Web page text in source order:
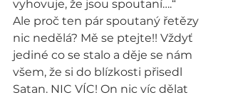
vyhovuje, že jsou spoutaní….“
Ale proč ten pár spoutaný řetězy
nic nedělá? Mě se ptejte!! Vždyť
jediné co se stalo a děje se nám
všem, že si do blízkosti přisedl
Satan. NIC VÍC! On nic víc dělat